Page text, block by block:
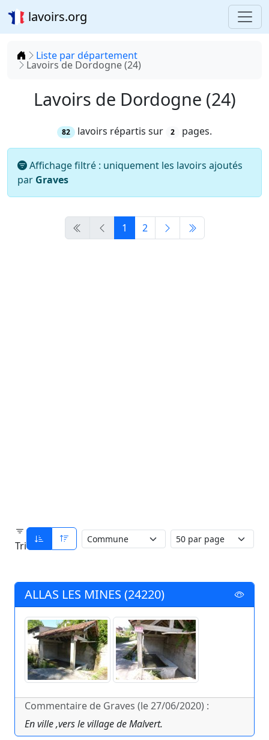
lavoirs.org
Accueil
Liste par département
Lavoirs de Dordogne (24)
Lavoirs de Dordogne (24)
82 lavoirs répartis sur 2 pages.
Affichage filtré : uniquement les lavoirs ajoutés
par Graves
1 2
Tri
ALLAS LES MINES (24220)
Commentaire de Graves (le 27/06/2020) :
En ville ,vers le village de Malvert.